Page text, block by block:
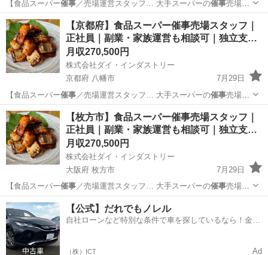
【食品スーパー催事 ／売場運営スタッフ… 大手スーパーの催事売場で
海産物・珍味… など大手スーパーの催事売場で、 海産物…
京都 京田辺市 販売 催事
【京都府】食品スーパー催事売場スタッフ｜
正社員｜副業・家族運営も相談可｜独立支…
月収270,500円
株式会社ダイ・インダストリー
京都府 八幡市
7月29日
【食品スーパー催事 ／売場運営スタッフ… 大手スーパーの催事売場で
海産物・珍味… など大手スーパーの催事売場で、 海産物…
京都 八幡市 販売 催事
【枚方市】食品スーパー催事売場スタッフ｜
正社員｜副業・家族運営も相談可｜独立支…
月収270,500円
株式会社ダイ・インダストリー
大阪府 枚方市
7月29日
【食品スーパー催事 ／売場運営スタッフ… 大手スーパーの催事売場で
海産物・珍味… など大手スーパーの催事売場で、 海産物…
大阪 枚方市 販売 催事
【公式】だれでもノレル
自社ローンなど特別な条件で車を探しているなら！金利
（株）ICT Ad